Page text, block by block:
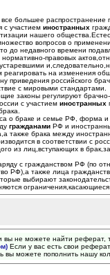
большее распространение
с участиеминостранных
нашего
вопросов о
до недавного времени
правовых
на изменения
приведения российского
с мировыми стандартами.
законы регулируют
с участиеминостранных
о браке и семье РФ, форма
гражданами РФ и
также брака между
в соответствии с
из лиц,вступающих в
с гражданством РФ (по
РФ),а также лица
выбирают
вы не можете найти реферат,
Если у вас есть свои
вы можете пополнить нашу